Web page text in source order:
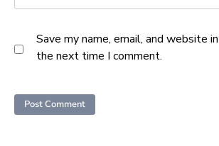
Save my name, email, and website
the next time I comment.